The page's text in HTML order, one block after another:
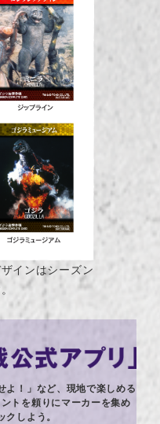
インはシーズン
よ！」など、現地で楽しめる
トを頼りにマーカーを集め
しよう。